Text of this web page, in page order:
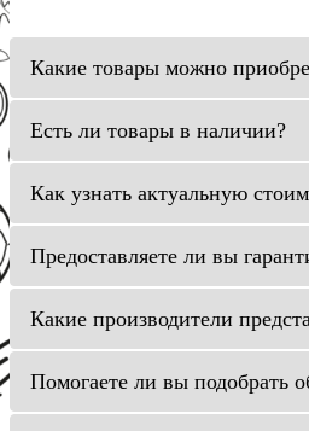
Какие товары можно
Есть ли товары в наличии?
Как узнать актуальную
Предоставляете ли вы
Какие производители
Помогаете ли вы подобрать